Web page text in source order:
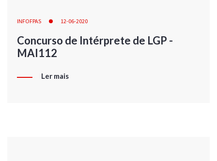
INFOFPAS 12-06-2020
Concurso de Intérprete de LGP -
MAI112
Ler mais